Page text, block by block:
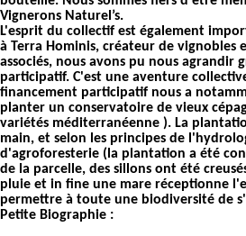
Vignerons Naturel’s.
L'esprit du collectif est également
à Terra Hominis, créateur de vignobles
associés, nous avons pu nous agrandir
participatif. C'est une aventure
financement participatif nous a
planter un conservatoire de vieux
variétés méditerranéenne ). La
main, et selon les principes de
d'agroforesterie (la plantation a été
de la parcelle, des sillons ont été
pluie et in fine une mare réceptionne
permettre à toute une biodiversité de
Petite Biographie :